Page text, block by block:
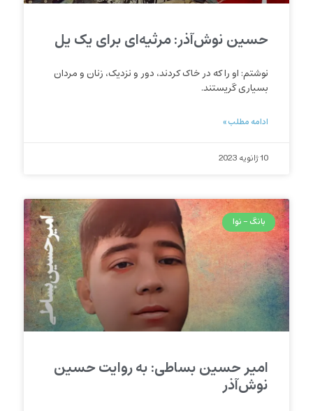
حسین نوش‌آذر: مرثیه‌ای برای یک یل
نوشتم: او را که در خاک کردند، دور و نزدیک، زنان و مردان
بسیاری گریستند.
ادامه مطلب »
10 ژانویه 2023
بانگ - نوا
امیر حسین بساطی: به روایت حسین
نوش‌آذر